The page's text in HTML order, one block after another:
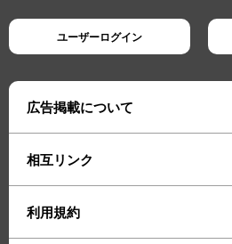
ユーザーログイン
広告掲載について
相互リンク
利用規約